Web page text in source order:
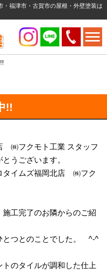
福津市・古賀市の屋根・外壁塗装は
!!
㈱フクモト工業 スタッフ
うございます。
イムズ福岡北店 ㈱フク
工完了のお隣からのご紹
とつとのことでした。 ^-^
のタイルが調和した仕上